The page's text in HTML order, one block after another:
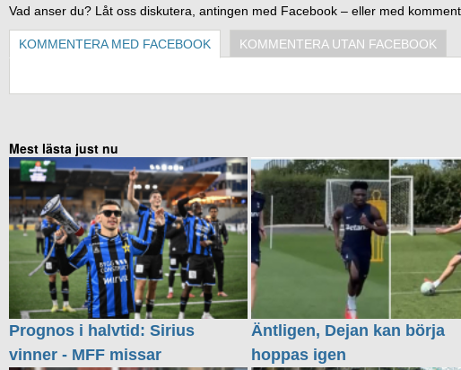
Vad anser du? Låt oss diskutera, antingen med Facebook – eller med
KOMMENTERA MED FACEBOOK KOMMENTERA UTAN FACEBOOK
Mest lästa just nu
Prognos i halvtid: Sirius
vinner - MFF missar
Äntligen, Dejan kan börja
hoppas igen